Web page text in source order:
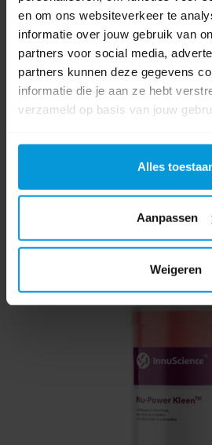
en om ons websiteverkeer te
informatie over jouw gebruik van
partners voor social media,
partners kunnen deze gegevens
informatie die je aan ze hebt
verzameld op basis van jouw
Alles
Aanpassen
Weigeren
Artikelnummer: 2128973
Duurzaamheidsscore: Duurzaamheidsscore 3
Inhoud: 1,0 ltr
pH Waarde: 3,5
€14,83
Ophalen in Wijchen is mogelijk.